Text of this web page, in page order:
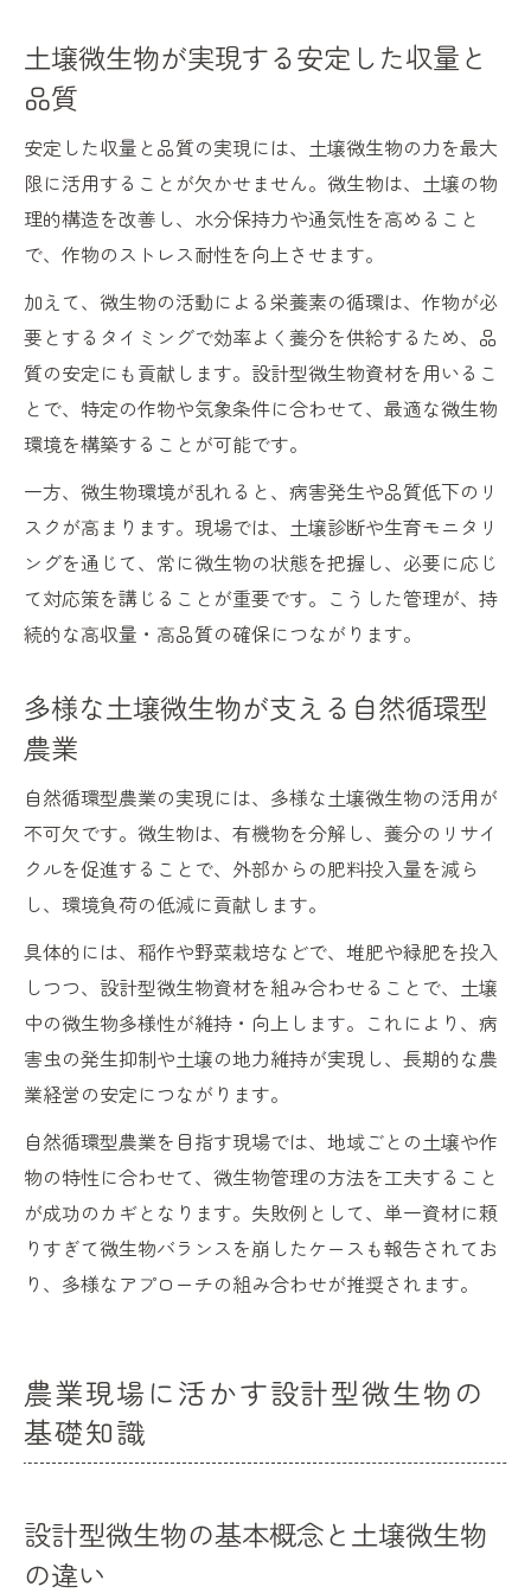
土壌微生物が実現する安定した収量と
品質
安定した収量と品質の実現には、土壌微生物の力を最大
限に活用することが欠かせません。微生物は、土壌の物
理的構造を改善し、水分保持力や通気性を高めること
で、作物のストレス耐性を向上させます。
加えて、微生物の活動による栄養素の循環は、作物が必
要とするタイミングで効率よく養分を供給するため、品
質の安定にも貢献します。設計型微生物資材を用いるこ
とで、特定の作物や気象条件に合わせて、最適な微生物
環境を構築することが可能です。
一方、微生物環境が乱れると、病害発生や品質低下のリ
スクが高まります。現場では、土壌診断や生育モニタリ
ングを通じて、常に微生物の状態を把握し、必要に応じ
て対応策を講じることが重要です。こうした管理が、持
続的な高収量・高品質の確保につながります。
多様な土壌微生物が支える自然循環型
農業
自然循環型農業の実現には、多様な土壌微生物の活用が
不可欠です。微生物は、有機物を分解し、養分のリサイ
クルを促進することで、外部からの肥料投入量を減ら
し、環境負荷の低減に貢献します。
具体的には、稲作や野菜栽培などで、堆肥や緑肥を投入
しつつ、設計型微生物資材を組み合わせることで、土壌
中の微生物多様性が維持・向上します。これにより、病
害虫の発生抑制や土壌の地力維持が実現し、長期的な農
業経営の安定につながります。
自然循環型農業を目指す現場では、地域ごとの土壌や作
物の特性に合わせて、微生物管理の方法を工夫すること
が成功のカギとなります。失敗例として、単一資材に頼
りすぎて微生物バランスを崩したケースも報告されてお
り、多様なアプローチの組み合わせが推奨されます。
農業現場に活かす設計型微生物の
基礎知識
設計型微生物の基本概念と土壌微生物
の違い